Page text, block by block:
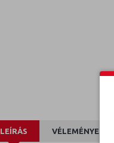
LEÍRÁS VÉLEMÉNYEK